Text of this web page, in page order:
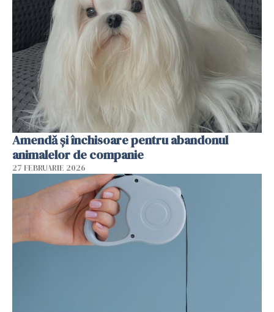
Amendă și închisoare pentru abandonul
animalelor de companie
27 FEBRUARIE 2026